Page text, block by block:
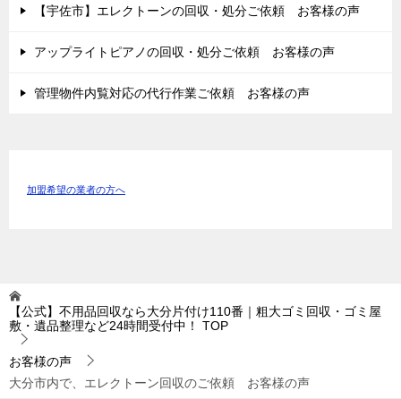
【宇佐市】エレクトーンの回収・処分ご依頼 お客様の声
アップライトピアノの回収・処分ご依頼 お客様の声
管理物件内覧対応の代行作業ご依頼 お客様の声
加盟希望の業者の方へ
【公式】不用品回収なら大分片付け110番｜粗大ゴミ回収・ゴミ屋
敷・遺品整理など24時間受付中！
TOP
お客様の声
大分市内で、エレクトーン回収のご依頼 お客様の声